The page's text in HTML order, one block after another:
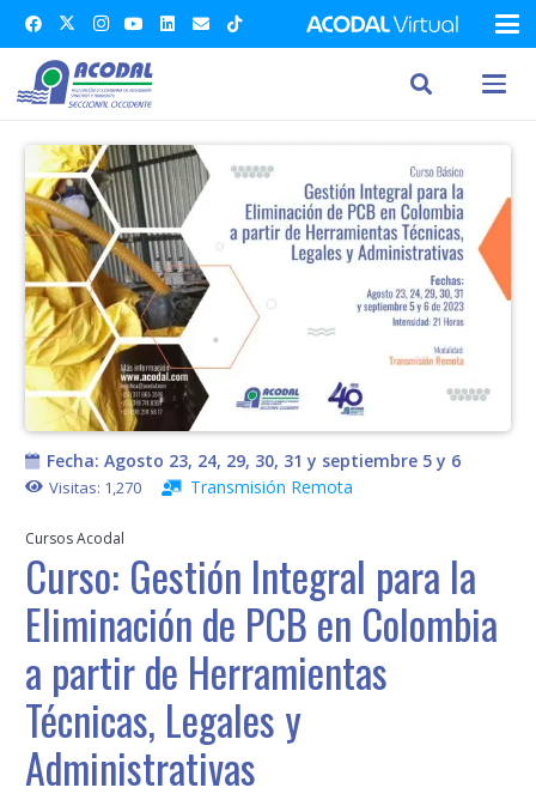
Fecha: Agosto 23, 24, 29, 30, 31 y septiembre 5 y 6
Visitas: 1,270 Transmisión Remota
Cursos Acodal
Curso: Gestión Integral para la
Eliminación de PCB en Colombia
a partir de Herramientas
Técnicas, Legales y
Administrativas